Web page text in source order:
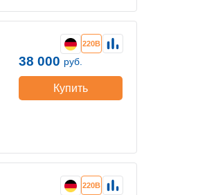
220В
38 000 руб.
Купить
220В